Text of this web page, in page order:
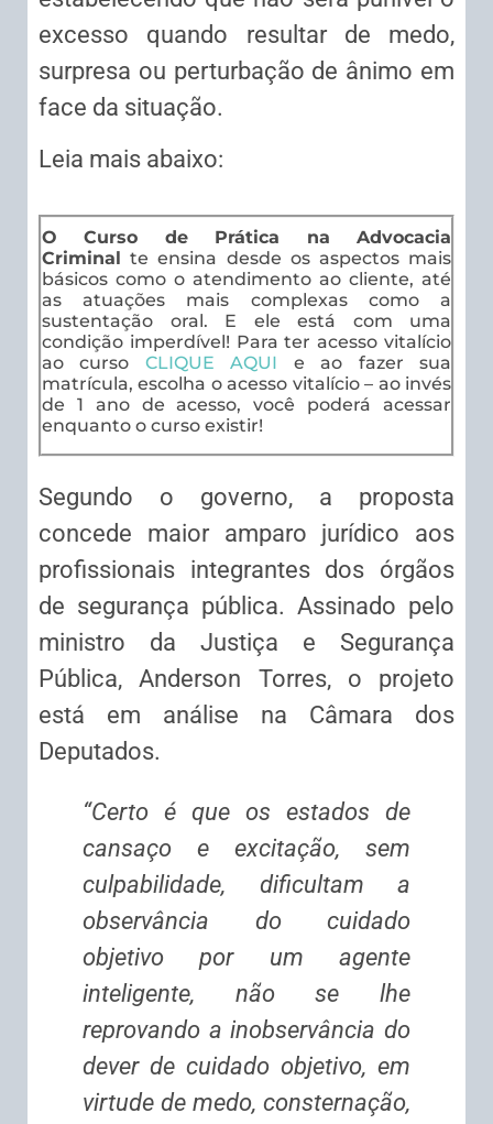
excesso quando resultar de medo,
surpresa ou perturbação de ânimo em
face da situação.
Leia mais abaixo:
O Curso de Prática na Advocacia
Criminal
te ensina desde os aspectos mais
básicos como o atendimento ao cliente, até
as atuações mais complexas como a
sustentação oral. E ele está com uma
condição imperdível! Para ter acesso vitalício
ao curso CLIQUE AQUI e ao fazer sua
matrícula, escolha o acesso vitalício – ao invés
de 1 ano de acesso, você poderá acessar
enquanto o curso existir!
Segundo o governo, a proposta
concede maior amparo jurídico aos
profissionais integrantes dos órgãos
de segurança pública. Assinado pelo
ministro da Justiça e Segurança
Pública, Anderson Torres, o projeto
está em análise na Câmara dos
Deputados.
“Certo é que os estados de
cansaço e excitação, sem
culpabilidade, dificultam a
observância do cuidado
objetivo por um agente
inteligente, não se lhe
reprovando a inobservância do
dever de cuidado objetivo, em
virtude de medo, consternação,